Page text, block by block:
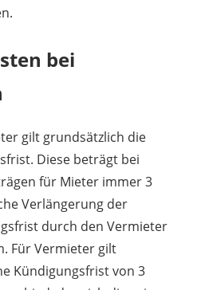
bei
gilt grundsätzlich die
Diese beträgt bei
für Mieter immer 3
Verlängerung der
durch den Vermieter
Für Vermieter gilt
Kündigungsfrist von 3